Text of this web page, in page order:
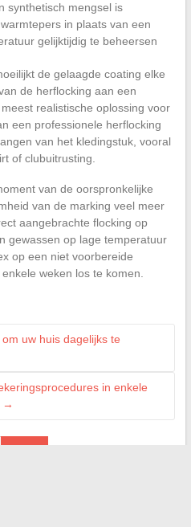
synthetisch mengsel is
in plaats van een
gelijktijdig te beheersen
de gelaagde coating elke
de herflocking aan een
realistische oplossing voor
een professionele herflocking
van het kledingstuk, vooral
of clubuitrusting.
van de oorspronkelijke
van de marking veel meer
aangebrachte flocking op
gewassen op lage temperatuur
op een niet voorbereide
weken los te komen.
uw huis dagelijks te
in enkele
→